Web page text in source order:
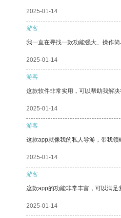
2025-01-14
游客
我一直在寻找一款功能强大、操作
2025-01-14
游客
这款软件非常实用，可以帮助我解决
2025-01-14
游客
这款app就像我的私人导游，带我领
2025-01-14
游客
这款app的功能非常丰富，可以满足
2025-01-14